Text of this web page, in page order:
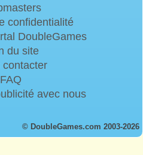
confidentialité
DoubleGames
du site
contacter
FAQ
avec nous
© DoubleGames.com 2003-2026